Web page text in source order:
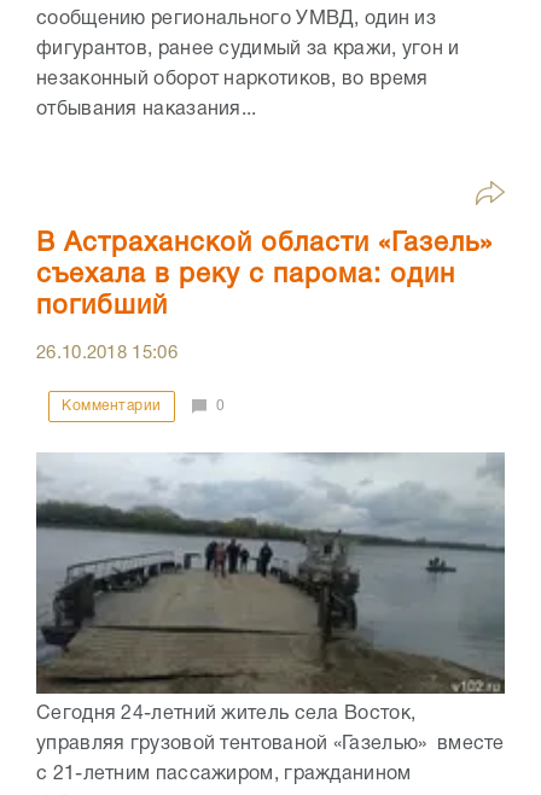
сообщению регионального УМВД, один из
фигурантов, ранее судимый за кражи, угон и
незаконный оборот наркотиков, во время
отбывания наказания...
В Астраханской области «Газель»
съехала в реку с парома: один
погибший
26.10.2018 15:06
Комментарии 0
Сегодня 24-летний житель села Восток,
управляя грузовой тентованой «Газелью» вместе
с 21-летним пассажиром, гражданином